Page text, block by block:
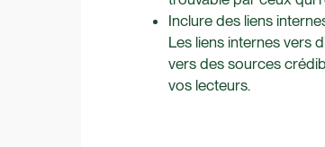
Inclure des liens
Les liens internes vers
vers des sources
vos lecteurs.